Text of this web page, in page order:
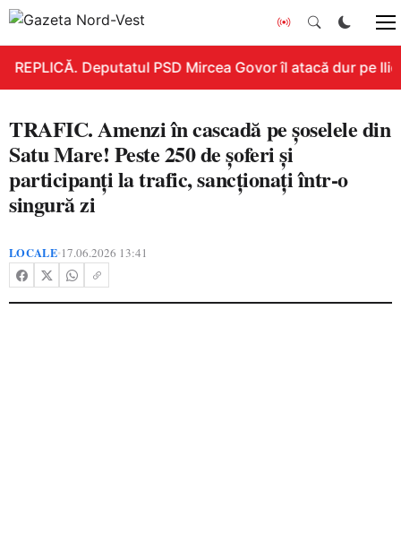
REPLICĂ. Deputatul PSD Mircea Govor îl atacă dur pe
TRAFIC. Amenzi în cascadă pe șoselele din
Satu Mare! Peste 250 de șoferi și
participanți la trafic, sancționați într-o
singură zi
LOCALE•17.06.2026 13:41